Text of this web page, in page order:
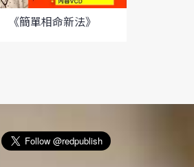
《簡單相命新法》